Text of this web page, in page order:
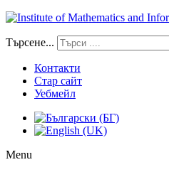
Търсене...
Контакти
Стар сайт
Уебмейл
Menu